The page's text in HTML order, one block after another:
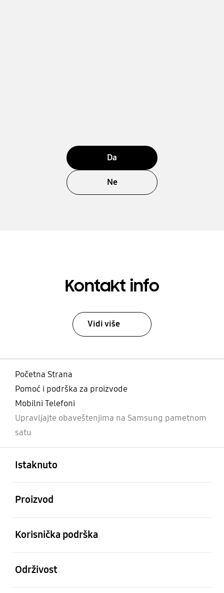
Da
Ne
Kontakt info
Vidi više
Početna Strana
Pomoć i podrška za proizvode
Mobilni Telefoni
Upravljajte obaveštenjima na Samsung pametnom
satu
Istaknuto
Proizvod
Korisnička podrška
Održivost